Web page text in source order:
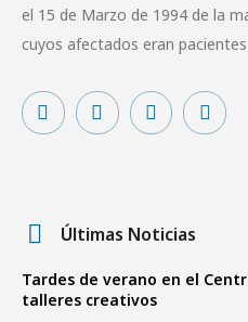
el 15 de Marzo de 1994 de la
cuyos afectados eran
Últimas Noticias
Tardes de verano en el
talleres creativos